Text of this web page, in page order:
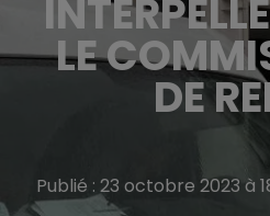
LE
DE
Publié : 23 octobre 2023 à